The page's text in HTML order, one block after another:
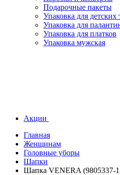
Подарочные пакеты
Упаковка для детских
Упаковка для
Упаковка для платков
Упаковка мужская
Акции
Главная
Женщинам
Головные уборы
Шапки
Шапка VENERA (9805337-